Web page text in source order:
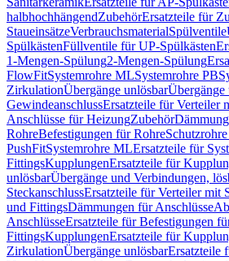
halbhochhängendZubehörErsatzteile für
StaueinsätzeVerbrauchsmaterialSpülventile
SpülkästenFüllventile für UP-Spülkästen
1-Mengen-Spülung2-Mengen-Spülung
FlowFitSystemrohre MLSystemrohre PB
ZirkulationÜbergänge unlösbarÜbergänge
GewindeanschlussErsatzteile für Verteiler
Anschlüsse für HeizungZubehör
RohreBefestigungen für Rohre
PushFitSystemrohre MLErsatzteile für
FittingsKupplungenErsatzteile für
unlösbarÜbergänge und Verbindungen,
SteckanschlussErsatzteile für Verteiler mit
und FittingsDämmungen für Anschlüsse
AnschlüsseErsatzteile für Befestigungen
FittingsKupplungenErsatzteile für
ZirkulationÜbergänge unlösbarErsatzteile